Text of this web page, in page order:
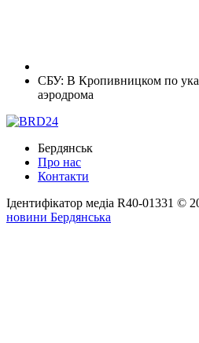
СБУ: В Кропивницком по
аэродрома
Бердянськ
Про нас
Контакти
Ідентифікатор медіа R40-01331 ©
новини Бердянська